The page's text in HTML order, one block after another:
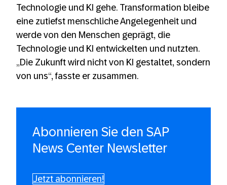
Technologie und KI gehe. Transformation bleibe
eine zutiefst menschliche Angelegenheit und
werde von den Menschen geprägt, die
Technologie und KI entwickelten und nutzten.
„Die Zukunft wird nicht von KI gestaltet, sondern
von uns“, fasste er zusammen.
Abonnieren Sie den SAP
News Center Newsletter
Jetzt abonnieren!